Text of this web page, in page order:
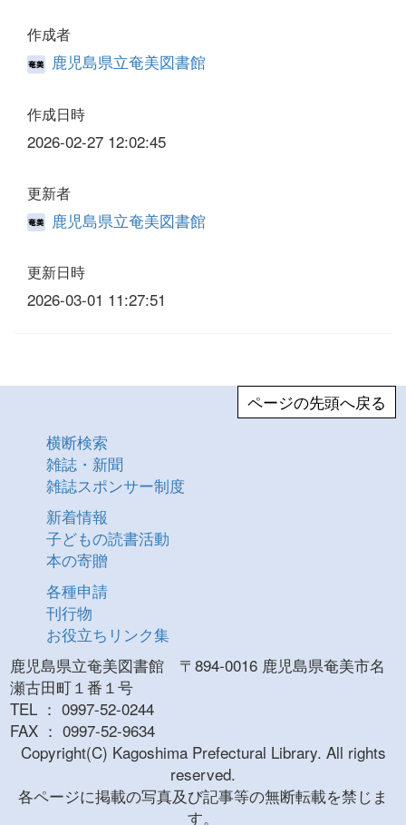
作成者
鹿児島県立奄美図書館
作成日時
2026-02-27 12:02:45
更新者
鹿児島県立奄美図書館
更新日時
2026-03-01 11:27:51
ページの先頭へ戻る
横断検索
雑誌・新聞
雑誌スポンサー制度
新着情報
子どもの読書活動
本の寄贈
各種申請
刊行物
お役立ちリンク集
鹿児島県立奄美図書館 〒894-0016 鹿児島県奄美市名
瀬古田町１番１号
TEL ： 0997-52-0244
FAX ： 0997-52-9634
Copyright(C) Kagoshima Prefectural Library. All rights
reserved.
各ページに掲載の写真及び記事等の無断転載を禁じま
す。